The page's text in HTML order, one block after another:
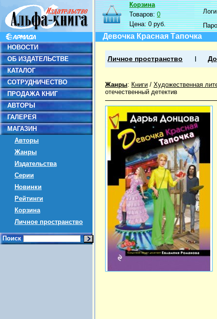
НОВОСТИ
ОБ ИЗДАТЕЛЬСТВЕ
КАТАЛОГ
СОТРУДНИЧЕСТВО
ПРОДАЖА КНИГ
АВТОРЫ
ГАЛЕРЕЯ
МАГАЗИН
Авторы
Жанры
Издательства
Серии
Новинки
Рейтинги
Корзина
Личное пространство
Поиск
Корзина
Товаров:0
Цена:0 руб.
Девочка Красная Тапочка
Личное пространство
Жанры: Книги / Художественная
отечественный детектив